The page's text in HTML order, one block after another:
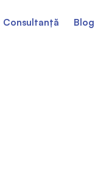
Consultanță Blog